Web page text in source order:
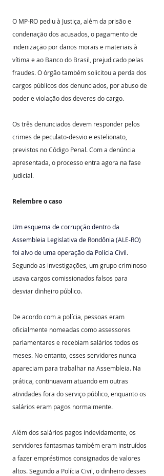
O MP-RO pediu à Justiça, além da prisão e
condenação dos acusados, o pagamento de
indenização por danos morais e materiais à
vítima e ao Banco do Brasil, prejudicado pelas
fraudes. O órgão também solicitou a perda dos
cargos públicos dos denunciados, por abuso de
poder e violação dos deveres do cargo.
Os três denunciados devem responder pelos
crimes de peculato-desvio e estelionato,
previstos no Código Penal. Com a denúncia
apresentada, o processo entra agora na fase
judicial.
Relembre o caso
Um esquema de corrupção dentro da
Assembleia Legislativa de Rondônia (ALE-RO)
foi alvo de uma operação da Polícia Civil.
Segundo as investigações, um grupo criminoso
usava cargos comissionados falsos para
desviar dinheiro público.
De acordo com a polícia, pessoas eram
oficialmente nomeadas como assessores
parlamentares e recebiam salários todos os
meses. No entanto, esses servidores nunca
apareciam para trabalhar na Assembleia. Na
prática, continuavam atuando em outras
atividades fora do serviço público, enquanto os
salários eram pagos normalmente.
Além dos salários pagos indevidamente, os
servidores fantasmas também eram instruídos
a fazer empréstimos consignados de valores
altos. Segundo a Polícia Civil, o dinheiro desses